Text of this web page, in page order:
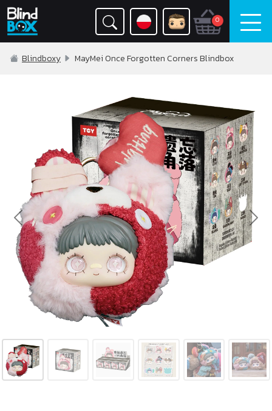
0
Blindboxy MayMei Once Forgotten Corners Blindbox
Previous